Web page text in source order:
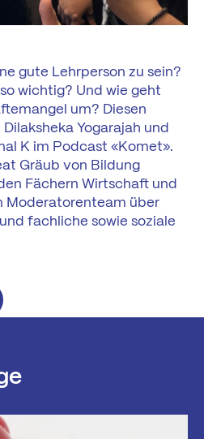
gute Lehrperson zu sein?
wichtig? Und wie geht
um? Diesen
Yogarajah und
K im Podcast «Komet».
Gräub von Bildung
Fächern Wirtschaft und
Moderatorenteam über
fachliche sowie soziale